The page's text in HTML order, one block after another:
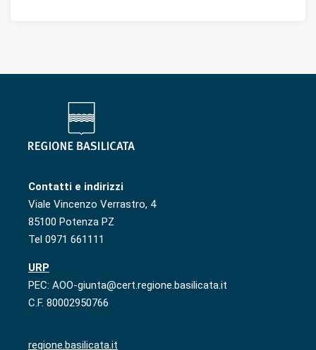
Contatti e indirizzi
Viale Vincenzo Verrastro, 4
85100 Potenza PZ
Tel 0971 661111
URP
PEC: AOO-giunta@cert.regione.basilicata.it
C.F. 80002950766
regione.basilicata.it